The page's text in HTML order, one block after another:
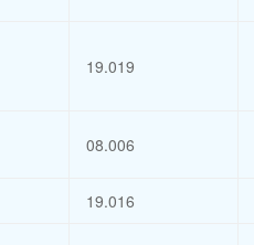
19.019
08.006
19.016